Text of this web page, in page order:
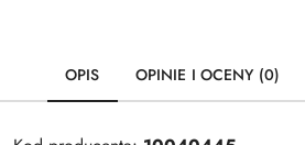
OPIS OPINIE I OCENY (0)